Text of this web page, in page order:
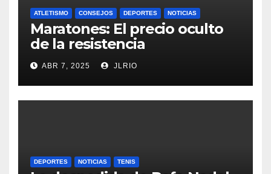
ATLETISMO CONSEJOS DEPORTES NOTICIAS
Maratones: El precio oculto
de la resistencia
ABR 7, 2025 JLRIO
DEPORTES NOTICIAS TENIS